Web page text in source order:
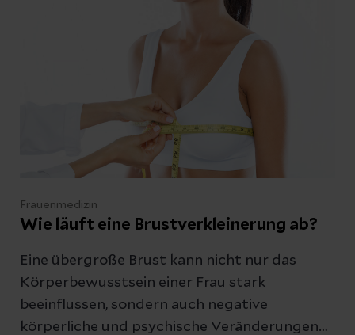
Frauenmedizin
Wie läuft eine Brustverkleinerung ab?
Eine übergroße Brust kann nicht nur das
Körperbewusstsein einer Frau stark
beeinflussen, sondern auch negative
körperliche und psychische Veränderungen